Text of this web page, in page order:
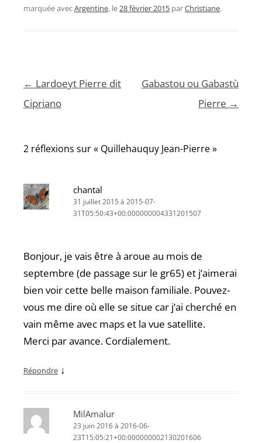
marquée avecArgentine, le28 février 2015 parChristiane.
Navigation
des
← Lardoeyt Pierre dit
Cipriano
Gabastou ou Gabastù
Pierre →
2 réflexions sur « Quillehauquy Jean-Pierre»
chantal
31 juillet 2015 à 2015-07-
31T05:50:43+00:000000004331201507
Bonjour, je vais être à aroue au mois de
septembre (de passage sur le gr65) et j’aimerai
bien voir cette belle maison familiale. Pouvez-
vous me dire où elle se situe car j’ai cherché en
vain même avec maps et la vue satellite.
Merci par avance. Cordialement.
Répondre ↓
MilAmalur
23 juin 2016 à 2016-06-
23T15:05:21+00:000000002130201606